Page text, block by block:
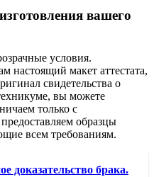
вашего
условия.
настоящий макет аттестата,
свидетельства о
вы можете
только с
образцы
всем требованиям.
доказательство брака.